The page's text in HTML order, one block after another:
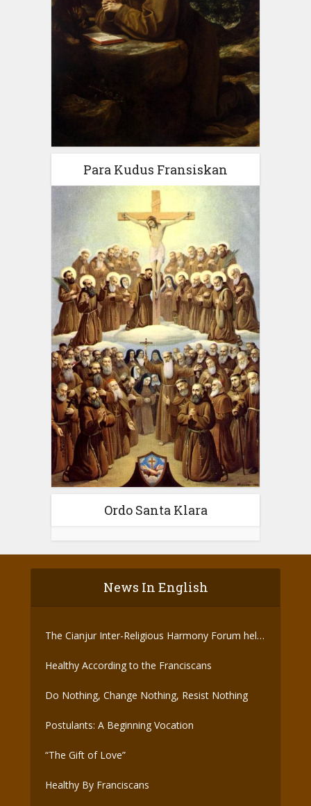
Para Kudus Fransiskan
Ordo Santa Klara
News In English
The Cianjur Inter-Religious Harmony Forum held
Healthy According to the Franciscans
Do Nothing, Change Nothing, Resist Nothing
Postulants: A Beginning Vocation
“The Gift of Love”
Healthy By Franciscans